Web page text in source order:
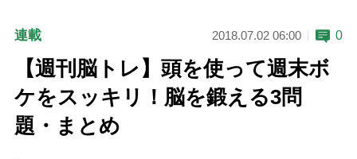
連載 2018.07.02 06:00 0
【週刊脳トレ】頭を使って週末ボ
ケをスッキリ！脳を鍛える3問
題・まとめ